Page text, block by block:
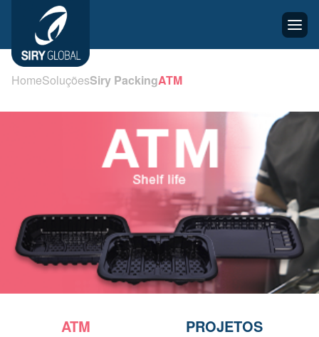
HomeSoluçõesSiry PackingATM
ATM PROJETOS